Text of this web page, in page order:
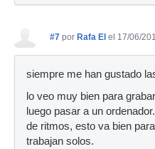
#7 por Rafa El el 17/06/
siempre me han gustado
lo veo muy bien para
luego pasar a un
de ritmos, esto va bien
trabajan solos.